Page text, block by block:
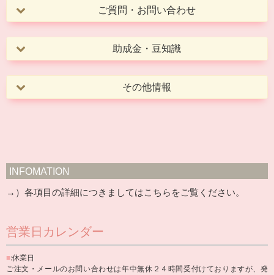
ご質問・お問い合わせ
助成金・豆知識
その他情報
INFOMATION
→）各項目の詳細につきましてはこちらをご覧ください。
営業日カレンダー
■:休業日
ご注文・メールのお問い合わせは年中無休２４時間受付けておりますが、発